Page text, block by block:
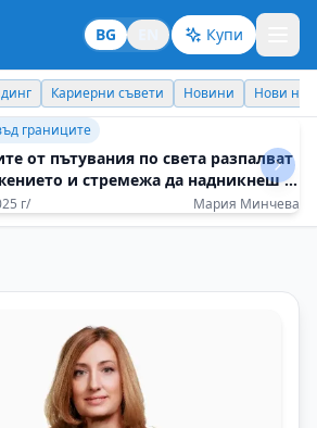
BG Купи
Нови назначения Днес празнува
съвети
любопитство е двигателят
кариера
г/ Георги Момеков